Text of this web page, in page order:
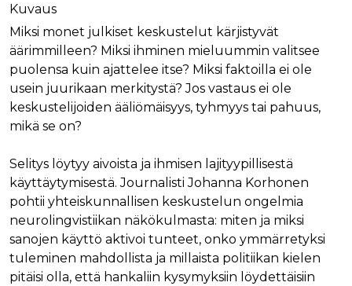
Kuvaus
Miksi monet julkiset keskustelut kärjistyvät
äärimmilleen? Miksi ihminen mieluummin valitsee
puolensa kuin ajattelee itse? Miksi faktoilla ei ole
usein juurikaan merkitystä? Jos vastaus ei ole
keskustelijoiden ääliömäisyys, tyhmyys tai pahuus,
mikä se on?
Selitys löytyy aivoista ja ihmisen lajityypillisestä
käyttäytymisestä. Journalisti Johanna Korhonen
pohtii yhteiskunnallisen keskustelun ongelmia
neurolingvistiikan näkökulmasta: miten ja miksi
sanojen käyttö aktivoi tunteet, onko ymmärretyksi
tuleminen mahdollista ja millaista politiikan kielen
pitäisi olla, että hankaliin kysymyksiin löydettäisiin